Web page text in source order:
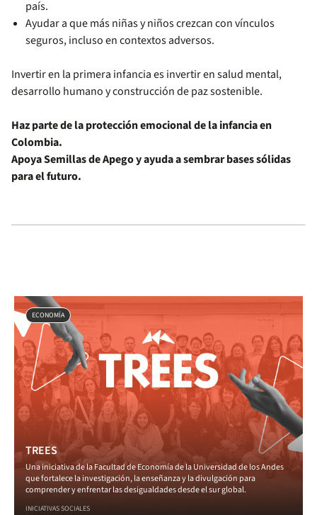
país.
Ayudar a que más niñas y niños crezcan con vínculos
seguros, incluso en contextos adversos.
Invertir en la primera infancia es invertir en salud mental,
desarrollo humano y construcción de paz sostenible.
Haz parte de la protección emocional de la infancia en
Colombia.
Apoya Semillas de Apego y ayuda a sembrar bases sólidas
para el futuro.
ECONOMÍA
TREES
Una iniciativa de la Facultad de Economía de la Universidad de los Andes
que fortalece la investigación, la enseñanza y la divulgación para
comprender y enfrentar las desigualdades desde el sur global.
INICIATIVAS SOCIALES